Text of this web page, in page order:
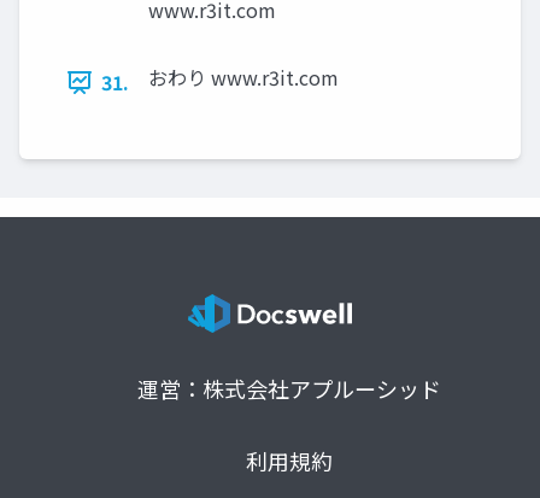
www.r3it.com
31. おわり www.r3it.com
運営：株式会社アプルーシッド
利用規約